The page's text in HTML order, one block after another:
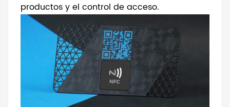
productos y el control de acceso.